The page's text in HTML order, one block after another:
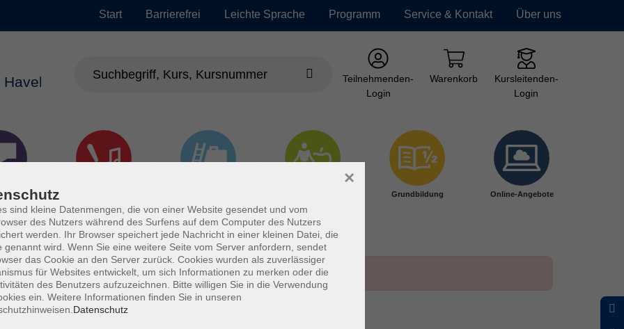
Start Barrierefrei Leichte Sprache Programm Service & Kontakt Über uns
Teilnehmenden-
Login
Warenkorb
Kursleitenden-
Login
Kreatives Gestalten
EDV
Grundbildung Online-Angebote
sind kleine Datenmengen, die von einer Website gesendet und vom
des Nutzers während des Surfens auf dem Computer des Nutzers
werden. Ihr Browser speichert jede Nachricht in einer kleinen Datei, die
genannt wird. Wenn Sie eine weitere Seite vom Server anfordern, sendet
das Cookie an den Server zurück. Cookies wurden als zuverlässiger
für Websites entwickelt, um sich Informationen zu merken oder die
des Benutzers aufzuzeichnen. Bitte willigen Sie in die Verwendung
ein. Weitere Informationen finden Sie in unseren
Datenschutz
×